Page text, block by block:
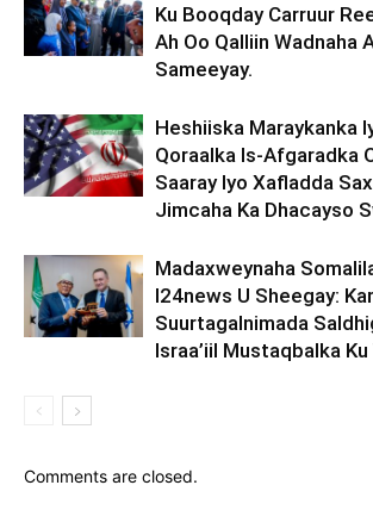
Ku Booqday Carruur
Ah Oo Qalliin Wadnaha
Sameeyay.
Heshiiska Maraykanka
Qoraalka Is-Afgaradka
Saaray Iyo Xafladda
Jimcaha Ka Dhacayso
Madaxweynaha
I24news U Sheegay:
Suurtagalnimada
Israa’iil Mustaqbalka
Comments are closed.